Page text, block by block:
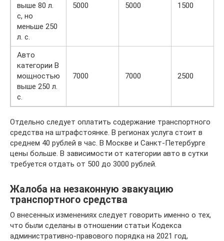
выше 80 л.
с, но
меньше 250
л. с.
5000 5000 1500
Авто
категории В
мощностью
выше 250 л.
с.
7000 7000 2500
Отдельно следует оплатить содержание транспортного
средства на штрафстоянке. В регионах услуга стоит в
среднем 40 рублей в час. В Москве и Санкт-Петербурге
цены больше. В зависимости от категории авто в сутки
требуется отдать от 500 до 3000 рублей.
Жалоба на незаконную эвакуацию
транспортного средства
О внесенных изменениях следует говорить именно о тех,
что были сделаны в отношении статьи Кодекса
административно-правового порядка на 2021 год,